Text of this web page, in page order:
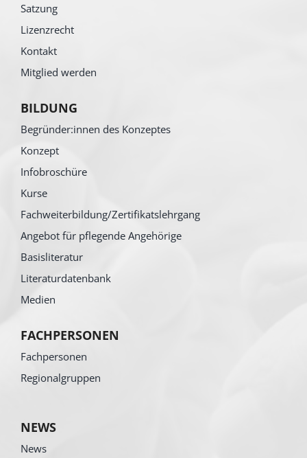
Satzung
Lizenzrecht
Kontakt
Mitglied werden
BILDUNG
Begründer:innen des Konzeptes
Konzept
Infobroschüre
Kurse
Fachweiterbildung/Zertifikatslehrgang
Angebot für pflegende Angehörige
Basisliteratur
Literaturdatenbank
Medien
FACHPERSONEN
Fachpersonen
Regionalgruppen
NEWS
News